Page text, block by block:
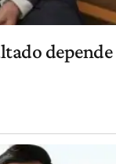
depende